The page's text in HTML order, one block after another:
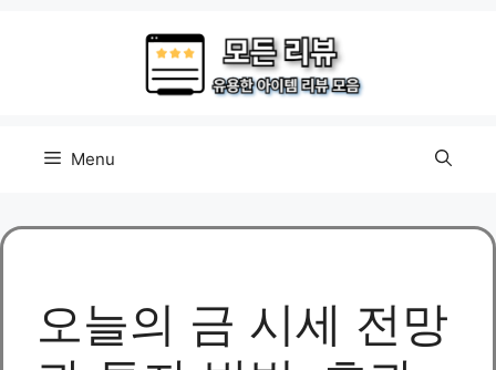
Menu
오늘의 금 시세 전망